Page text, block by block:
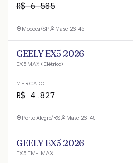
R$6.585
Mococa/SP Masc · 26-45
GEELY EX5 2026
EX5 MAX (Elétrico)
MERCADO
R$4.827
Porto Alegre/RS Masc · 26-45
GEELY EX5 2026
EX5 EM-I MAX